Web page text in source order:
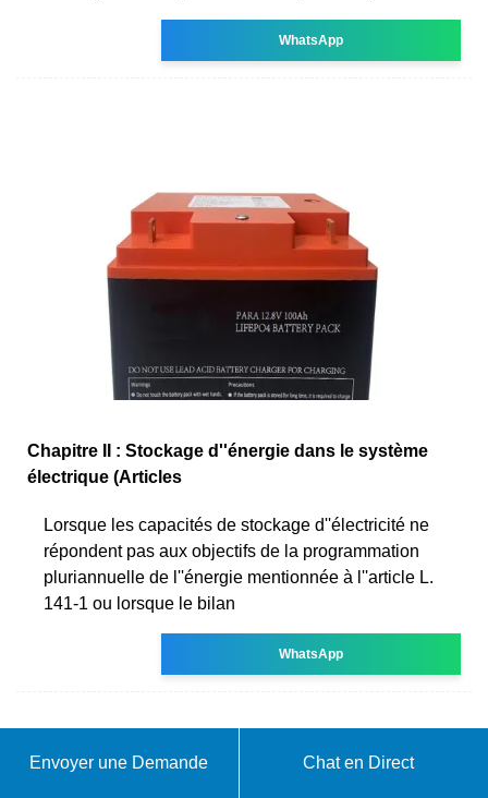
WhatsApp
Chapitre II : Stockage d''énergie dans le système
électrique (Articles
Lorsque les capacités de stockage d''électricité ne
répondent pas aux objectifs de la programmation
pluriannuelle de l''énergie mentionnée à l''article L.
141-1 ou lorsque le bilan
WhatsApp
Envoyer une Demande Chat en Direct